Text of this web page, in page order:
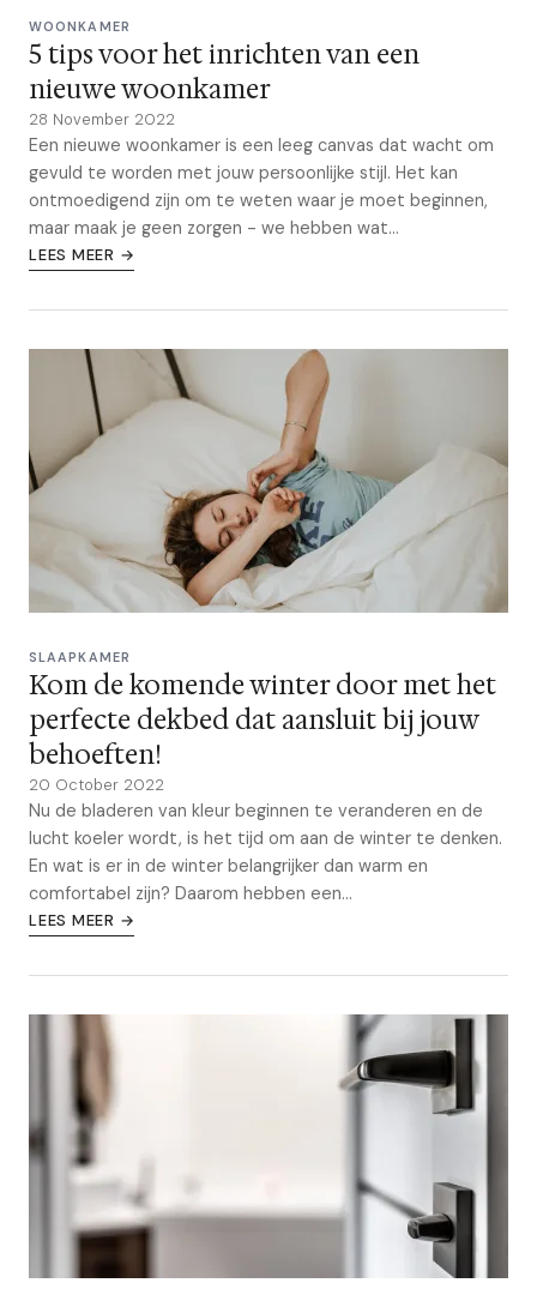
WOONKAMER
5 tips voor het inrichten van een
nieuwe woonkamer
28 November 2022
Een nieuwe woonkamer is een leeg canvas dat wacht om
gevuld te worden met jouw persoonlijke stijl. Het kan
ontmoedigend zijn om te weten waar je moet beginnen,
maar maak je geen zorgen - we hebben wat...
LEES MEER →
SLAAPKAMER
Kom de komende winter door met het
perfecte dekbed dat aansluit bij jouw
behoeften!
20 October 2022
Nu de bladeren van kleur beginnen te veranderen en de
lucht koeler wordt, is het tijd om aan de winter te denken.
En wat is er in de winter belangrijker dan warm en
comfortabel zijn? Daarom hebben een...
LEES MEER →